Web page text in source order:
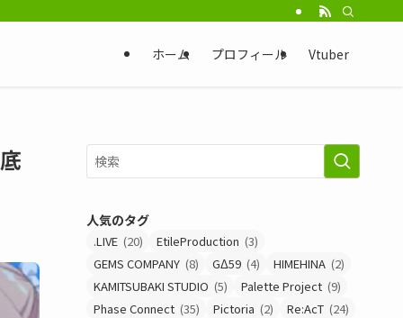
ホーム プロフィール Vtuber
人気のタグ
.LIVE (20) EtileProduction (3)
GEMS COMPANY (8) GΔ59 (4) HIMEHINA (2)
KAMITSUBAKI STUDIO (5) Palette Project (9)
Phase Connect (35) Pictoria (2) Re:AcT (24)